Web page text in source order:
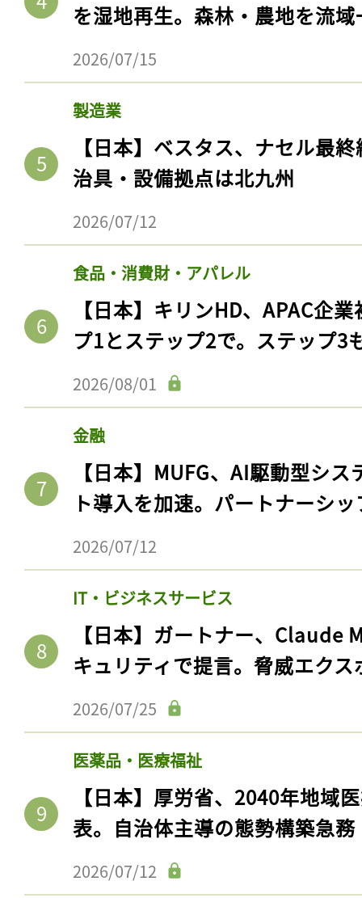
を湿地再生。森林・農地を流
2026/07/15
製造業
【日本】ベスタス、ナセル最
治具・設備拠点は北九州
2026/07/12
食品・消費財・アパレル
【日本】キリンHD、APAC企
プ1とステップ2で。ステップ3
2026/08/01
金融
【日本】MUFG、AI駆動型シ
ト導入を加速。パートナーシ
2026/07/12
IT・ビジネスサービス
【日本】ガートナー、Claude
キュリティで提言。脅威エク
2026/07/25
医薬品・医療福祉
【日本】厚労省、2040年地域
表。自治体主導の態勢構築急務
2026/07/12